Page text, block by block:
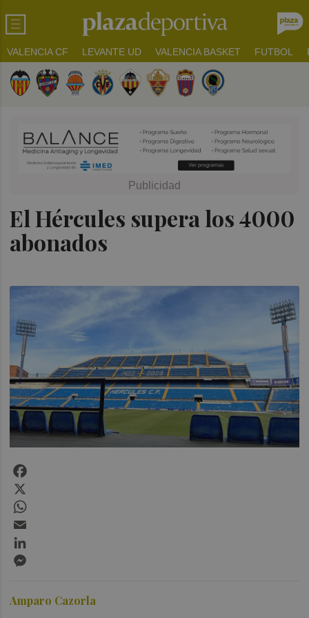
VALENCIA CF LEVANTE UD VALENCIA BASKET FUTBOL
El Hércules supera los 4000
abonados
Amparo Cazorla